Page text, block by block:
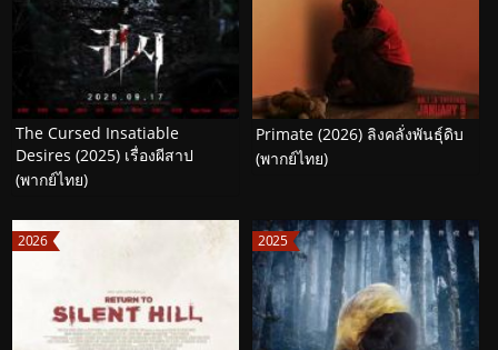
The Cursed Insatiable
Desires (2025) เรื่องผีสาป
(พากย์ไทย)
Primate (2026) ลิงคลั่งพันธุ์ดิบ
(พากย์ไทย)
2026 2025